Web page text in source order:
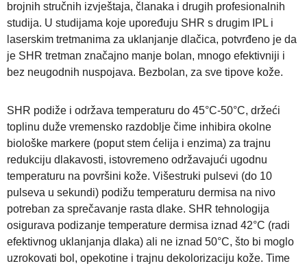
brojnih stručnih izvještaja, članaka i drugih profesionalnih
studija. U studijama koje upoređuju SHR s drugim IPL i
laserskim tretmanima za uklanjanje dlačica, potvrđeno je da
je SHR tretman značajno manje bolan, mnogo efektivniji i
bez neugodnih nuspojava. Bezbolan, za sve tipove kože.
SHR podiže i održava temperaturu do 45°C-50°C, držeći
toplinu duže vremensko razdoblje čime inhibira okolne
biološke markere (poput stem ćelija i enzima) za trajnu
redukciju dlakavosti, istovremeno održavajući ugodnu
temperaturu na površini kože. Višestruki pulsevi (do 10
pulseva u sekundi) podižu temperaturu dermisa na nivo
potreban za sprečavanje rasta dlake. SHR tehnologija
osigurava podizanje temperature dermisa iznad 42°C (radi
efektivnog uklanjanja dlaka) ali ne iznad 50°C, što bi moglo
uzrokovati bol, opekotine i trajnu dekolorizaciju kože. Time